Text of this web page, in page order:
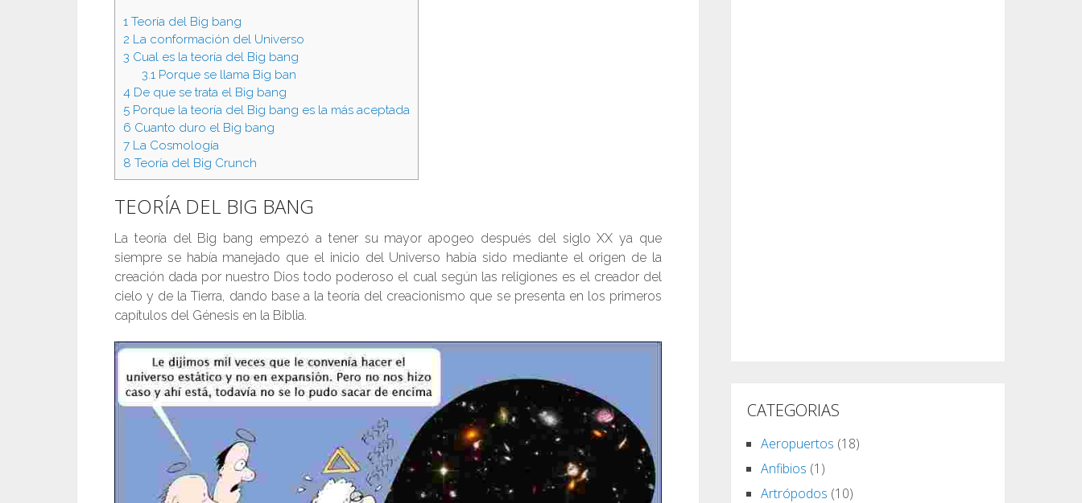
1 Teoría del Big bang
2 La conformación del Universo
3 Cual es la teoría del Big bang
3.1 Porque se llama Big ban
4 De que se trata el Big bang
5 Porque la teoría del Big bang es la más aceptada
6 Cuanto duro el Big bang
7 La Cosmología
8 Teoría del Big Crunch
TEORÍA DEL BIG BANG
La teoría del Big bang empezó a tener su mayor apogeo después del siglo XX ya que
siempre se había manejado que el inicio del Universo había sido mediante el origen de la
creación dada por nuestro Dios todo poderoso el cual según las religiones es el creador del
cielo y de la Tierra, dando base a la teoría del creacionismo que se presenta en los primeros
capítulos del Génesis en la Biblia.
CATEGORIAS
Aeropuertos (18)
Anfibios (1)
Artrópodos (10)